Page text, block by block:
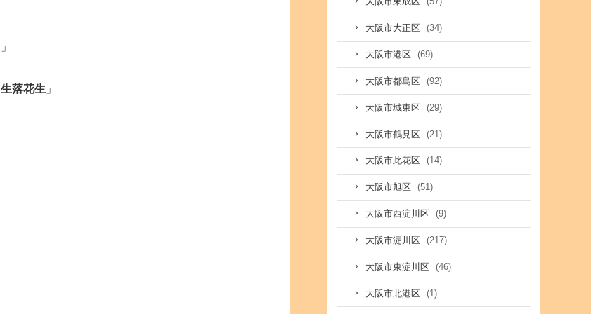
」
生落花生 」
大阪市大正区 (34)
大阪市港区 (69)
大阪市都島区 (92)
大阪市城東区 (29)
大阪市鶴見区 (21)
大阪市此花区 (14)
大阪市旭区 (51)
大阪市西淀川区 (9)
大阪市淀川区 (217)
大阪市東淀川区 (46)
大阪市北港区 (1)